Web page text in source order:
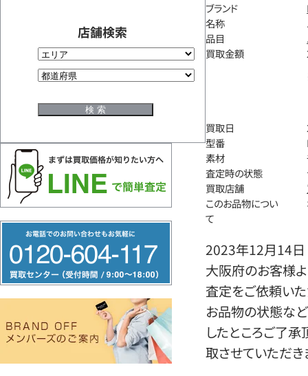
店舗検索
リ
ー
ヤ
ブランド
名称
品目
買取金額
買取日
型番
素材
査定時の状態
買取店舗
このお品物につい
て
2023年12月14日
大阪府のお客様よ
査定をご依頼いた
お品物の状態など
したところご了
取させていただき